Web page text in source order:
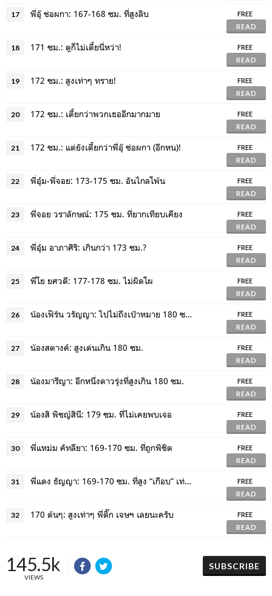
17 พี่อุ๊ ช่อผกา: 167-168 ซม. ที่สูงลิบ
FREE
READ
18 171 ซม.: ตูก็ไม่เตี้ยนี่หว่า!
FREE
READ
19 172 ซม.: สูงเท่าๆ ทราย!
FREE
READ
20 172 ซม.: เตี้ยกว่าพวกเธออีกมากมาย
FREE
READ
21 172 ซม.: แต่ยังเตี้ยกว่าพี่อุ๊ ช่อผกา (อีกหน)!
FREE
READ
22 พี่อุ๋ม-พี่จอย: 173-175 ซม. อันไกลโพ้น
FREE
READ
23 พี่จอย วราลักษณ์: 175 ซม. ที่ยากเทียบเคียง
FREE
READ
24 พี่อุ๋ม อาภาศิริ: เกินกว่า 173 ซม.?
FREE
READ
25 พี่โย ยศวดี: 177-178 ซม. ไม่ผิดโผ
FREE
READ
26 น้องเฟิร์น วรัญญา: ไปไม่ถึงเป้าหมาย 180 ซม.
FREE
READ
27 น้องสตางค์: สูงเด่นเกิน 180 ซม.
FREE
READ
28 น้องมารีญา: อีกหนึ่งดาวรุ่งที่สูงเกิน 180 ซม.
FREE
READ
29 น้องสิ พิชญ์สินี: 179 ซม. ที่ไม่เคยพบเจอ
FREE
READ
30 พี่แหม่ม คัทลียา: 169-170 ซม. ที่ถูกพิชิต
FREE
READ
31 พี่แดง ธัญญา: 169-170 ซม. ที่สูง “เกือบ” เท่าผม
FREE
READ
32 170 ต้นๆ: สูงเท่าๆ พี่ติ๊ก เจษฯ เลยนะครับ
FREE
READ
145.5k
VIEWS
SUBSCRIBE